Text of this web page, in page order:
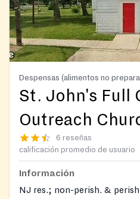
Despensas (alimentos no
St. John's Full
Outreach
6 reseñas
calificación promedio de usuario
Información
NJ res.; non-perish. &